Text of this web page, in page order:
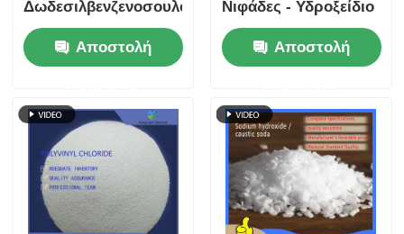
Δωδεσιλβενζενοσουλφονικό
οξύ LABSA Ανιονικό
επιφανειακό
δραστικό για την
απορρυπαντικού
Αποστολή
Νιφάδες - Υδροξείδιο
του Νατρίου 99%
Καθαρότητας για
Επεξεργασία Νερού
Αποστολή